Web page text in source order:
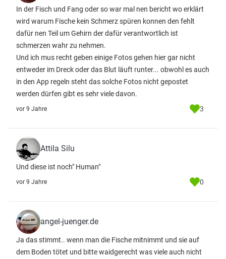
In der Fisch und Fang oder so war mal nen bericht wo erklärt
wird warum Fische kein Schmerz spüren konnen den fehlt
dafür nen Teil um Gehirn der dafür verantwortlich ist
schmerzen wahr zu nehmen.
Und ich mus recht geben einige Fotos gehen hier gar nicht
entweder im Dreck oder das Blut läuft runter... obwohl es auch
in den App regeln steht das solche Fotos nicht gepostet
werden dürfen gibt es sehr viele davon.
vor 9 Jahre 3
Attila Silu
Und diese ist noch" Human"
vor 9 Jahre 0
angel-juenger.de
Ja das stimmt.. wenn man die Fische mitnimmt und sie auf
dem Boden tötet und bitte waidgerecht was viele auch nicht